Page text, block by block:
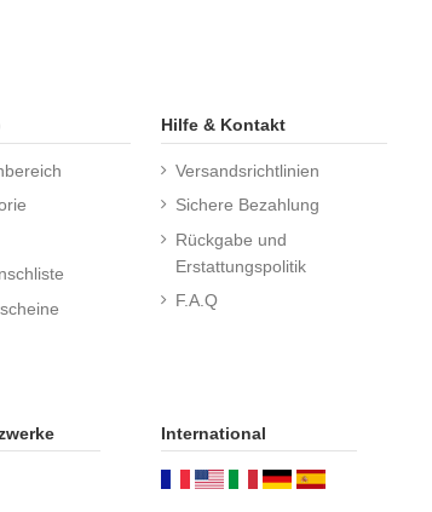
Hilfe & Kontakt
Versandsrichtlinien
Sichere Bezahlung
Rückgabe und
Erstattungspolitik
F.A.Q
International